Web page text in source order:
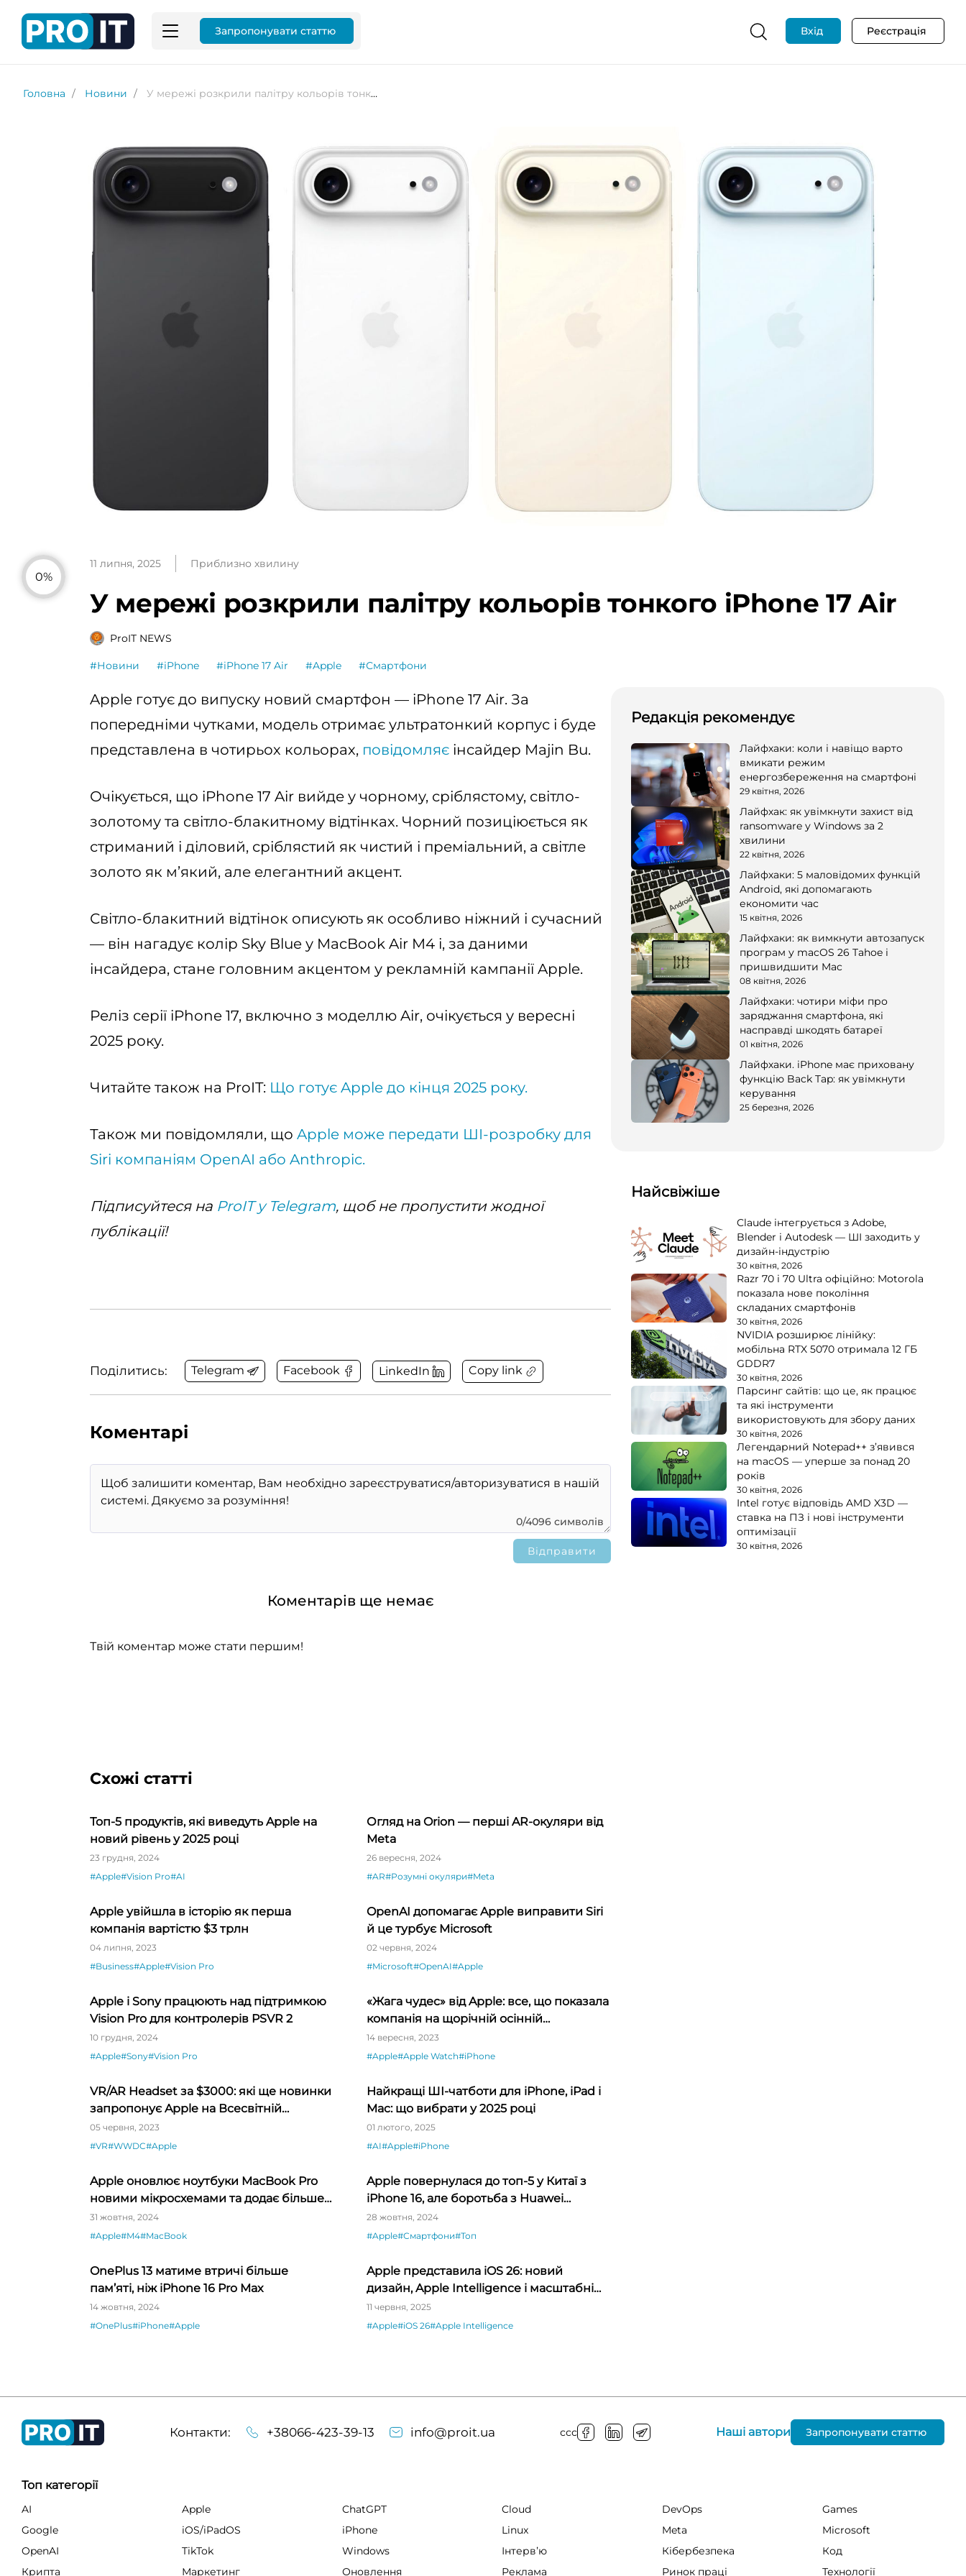
Запропонувати статтю Вхід Реєстрація
Головна Новини У мережі розкрили палітру кольорів тонкого iPhone 17 Air
0%
11 липня, 2025 Приблизно хвилину
У мережі розкрили палітру кольорів тонкого iPhone 17 Air
ProIT NEWS
#Новини #iPhone #iPhone 17 Air #Apple #Смартфони
Apple готує до випуску новий смартфон — iPhone 17 Air. За
попередніми чутками, модель отримає ультратонкий корпус і буде
представлена в чотирьох кольорах, повідомляє інсайдер Majin Bu.
Очікується, що iPhone 17 Air вийде у чорному, сріблястому, світло-
золотому та світло-блакитному відтінках. Чорний позиціюється як
стриманий і діловий, сріблястий як чистий і преміальний, а світле
золото як м’який, але елегантний акцент.
Світло-блакитний відтінок описують як особливо ніжний і сучасний
— він нагадує колір Sky Blue у MacBook Air M4 і, за даними
інсайдера, стане головним акцентом у рекламній кампанії Apple.
Реліз серії iPhone 17, включно з моделлю Air, очікується у вересні
2025 року.
Читайте також на ProIT: Що готує Apple до кінця 2025 року.
Також ми повідомляли, що Apple може передати ШІ-розробку для
Siri компаніям OpenAI або Anthropic.
Підписуйтеся на ProIT у Telegram, щоб не пропустити жодної
публікації!
Поділитись: Telegram Facebook LinkedIn Copy link
Коментарі
0/4096 символів
Коментарів ще немає
Твій коментар може стати першим!
Схожі статті
Топ-5 продуктів, які виведуть Apple на
новий рівень у 2025 році
23 грудня, 2024
#Apple#Vision Pro#AI
Огляд на Orion — перші AR-окуляри від
Meta
26 вересня, 2024
#AR#Розумні окуляри#Meta
Apple увійшла в історію як перша
компанія вартістю $3 трлн
04 липня, 2023
#Business#Apple#Vision Pro
OpenAI допомагає Apple виправити Siri
й це турбує Microsoft
02 червня, 2024
#Microsoft#OpenAI#Apple
Apple і Sony працюють над підтримкою
Vision Pro для контролерів PSVR 2
10 грудня, 2024
#Apple#Sony#Vision Pro
«Жага чудес» від Apple: все, що показала
компанія на щорічній осінній
презентації
14 вересня, 2023
#Apple#Apple Watch#iPhone
VR/AR Headset за $3000: які ще новинки
запропонує Apple на Всесвітній
конференції розробників 5-9 червня?
05 червня, 2023
#VR#WWDC#Apple
Найкращі ШІ-чатботи для iPhone, iPad і
Mac: що вибрати у 2025 році
01 лютого, 2025
#AI#Apple#iPhone
Apple оновлює ноутбуки MacBook Pro
новими мікросхемами та додає більше
пам’яті для ШІ
31 жовтня, 2024
#Apple#M4#MacBook
Apple повернулася до топ-5 у Китаї з
iPhone 16, але боротьба з Huawei
наростає
28 жовтня, 2024
#Apple#Смартфони#Топ
OnePlus 13 матиме втричі більше
пам’яті, ніж iPhone 16 Pro Max
14 жовтня, 2024
#OnePlus#iPhone#Apple
Apple представила iOS 26: новий
дизайн, Apple Intelligence і масштабні
оновлення в додатках
11 червня, 2025
#Apple#iOS 26#Apple Intelligence
Редакція рекомендує
Лайфхаки: коли і навіщо варто
вмикати режим
енергозбереження на смартфоні
29 квітня, 2026
Лайфхак: як увімкнути захист від
ransomware у Windows за 2
хвилини
22 квітня, 2026
Лайфхаки: 5 маловідомих функцій
Android, які допомагають
економити час
15 квітня, 2026
Лайфхаки: як вимкнути автозапуск
програм у macOS 26 Tahoe і
пришвидшити Mac
08 квітня, 2026
Лайфхаки: чотири міфи про
заряджання смартфона, які
насправді шкодять батареї
01 квітня, 2026
Лайфхаки. iPhone має приховану
функцію Back Tap: як увімкнути
керування
25 березня, 2026
Найсвіжіше
Claude інтегрується з Adobe,
Blender і Autodesk — ШІ заходить у
дизайн-індустрію
30 квітня, 2026
Razr 70 і 70 Ultra офіційно: Motorola
показала нове покоління
складаних смартфонів
30 квітня, 2026
NVIDIA розширює лінійку:
мобільна RTX 5070 отримала 12 ГБ
GDDR7
30 квітня, 2026
Парсинг сайтів: що це, як працює
та які інструменти
використовують для збору даних
30 квітня, 2026
Легендарний Notepad++ з’явився
на macOS — уперше за понад 20
років
30 квітня, 2026
Intel готує відповідь AMD X3D —
ставка на ПЗ і нові інструменти
оптимізації
30 квітня, 2026
Контакти: +38066-423-39-13 info@proit.ua ссс Наші автори Запропонувати статтю
Топ категорії
AI Apple ChatGPT Cloud DevOps
Games
Google
iOS/iPadOS iPhone Linux Meta
Microsoft
OpenAI
TikTok Windows Інтервʼю Кібербезпека
Код
Крипта
Маркетинг Оновлення Реклама Ринок праці Технології